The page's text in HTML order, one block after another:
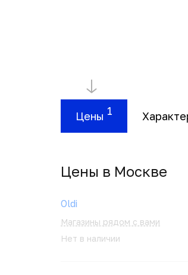
Цены 1
Цены в Москвe
Oldi
Магазины рядом с вами
Нет в наличии